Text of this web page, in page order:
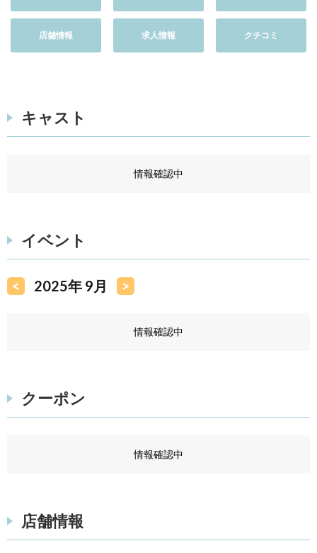
店舗情報 求人情報 クチコミ
キャスト
情報確認中
イベント
< 2025年 9月 >
情報確認中
クーポン
情報確認中
店舗情報